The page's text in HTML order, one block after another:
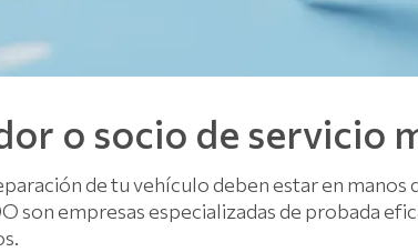
o socio de servicio
de tu vehículo deben estar en manos
son empresas especializadas de probada